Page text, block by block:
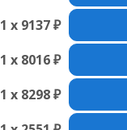
1 x 9137 ₽
1 x 8016 ₽
1 x 8298 ₽